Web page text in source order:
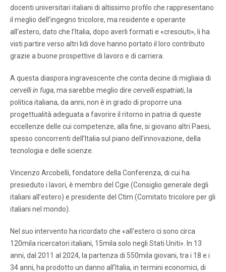
docenti universitari italiani di altissimo profilo che rappresentano
il meglio dell’ingegno tricolore, ma residente e operante
all’estero, dato che l’Italia, dopo averli formati e «cresciuti», li ha
visti partire verso altri lidi dove hanno portato il loro contributo
grazie a buone prospettive di lavoro e di carriera.
A questa diaspora ingravescente che conta decine di migliaia di
cervelli in fuga, ma sarebbe meglio dire cervelli espatriati, la
politica italiana, da anni, non è in grado di proporre una
progettualità adeguata a favorire il ritorno in patria di queste
eccellenze delle cui competenze, alla fine, si giovano altri Paesi,
spesso concorrenti dell’Italia sul piano dell’innovazione, della
tecnologia e delle scienze.
Vincenzo Arcobelli, fondatore della Conferenza, di cui ha
presieduto i lavori, è membro del Cgie (Consiglio generale degli
italiani all’estero) e presidente del Ctim (Comitato tricolore per gli
italiani nel mondo).
Nel suo intervento ha ricordato che «all’estero ci sono circa
120mila ricercatori italiani, 15mila solo negli Stati Uniti». In 13
anni, dal 2011 al 2024, la partenza di 550mila giovani, tra i 18 e i
34 anni, ha prodotto un danno all’Italia, in termini economici, di